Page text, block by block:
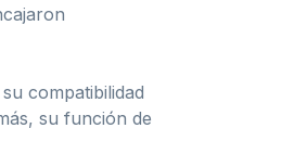
compatibilidad
su función de